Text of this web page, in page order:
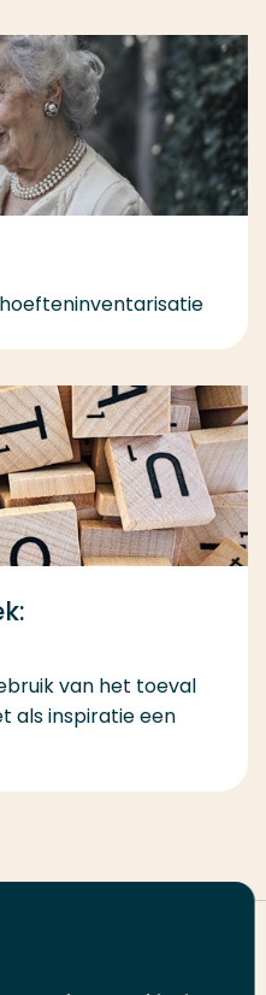
van het toeval
als inspiratie een